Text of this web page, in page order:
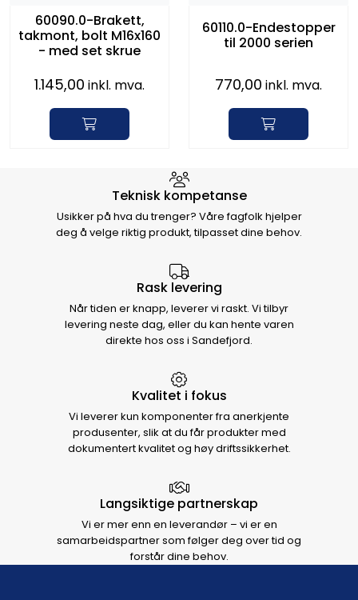
60090.0-Brakett,
takmont, bolt M16x160
- med set skrue
1.145,00 inkl. mva.
60110.0-Endestopper
til 2000 serien
770,00 inkl. mva.
Hvorfor velge Storm Halvorsen
Teknisk kompetanse
Usikker på hva du trenger? Våre fagfolk hjelper
deg å velge riktig produkt, tilpasset dine behov.
Rask levering
Når tiden er knapp, leverer vi raskt. Vi tilbyr
levering neste dag, eller du kan hente varen
direkte hos oss i Sandefjord.
Kvalitet i fokus
Vi leverer kun komponenter fra anerkjente
produsenter, slik at du får produkter med
dokumentert kvalitet og høy driftssikkerhet.
Langsiktige partnerskap
Vi er mer enn en leverandør – vi er en
samarbeidspartner som følger deg over tid og
forstår dine behov.